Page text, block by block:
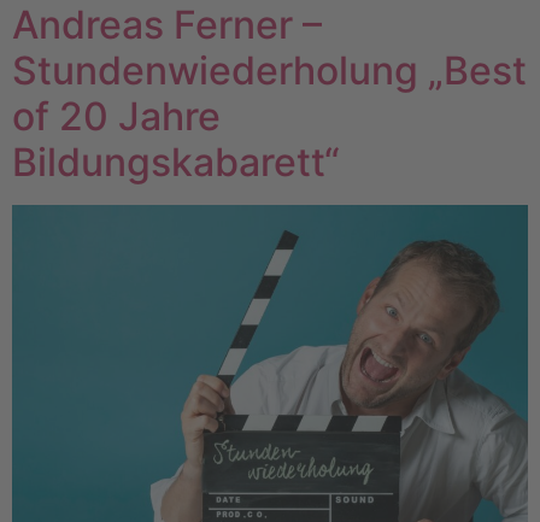
Andreas Ferner –
Stundenwiederholung „Best
of 20 Jahre
Bildungskabarett“